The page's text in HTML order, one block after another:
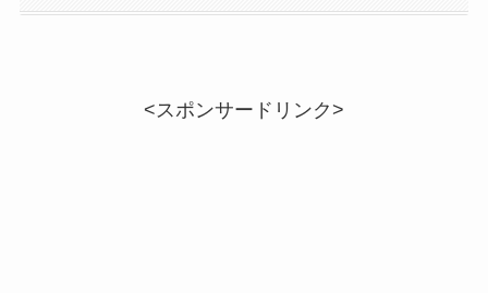
<スポンサードリンク>